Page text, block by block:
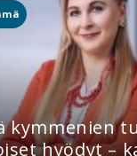
kymmenien
hyödyt –